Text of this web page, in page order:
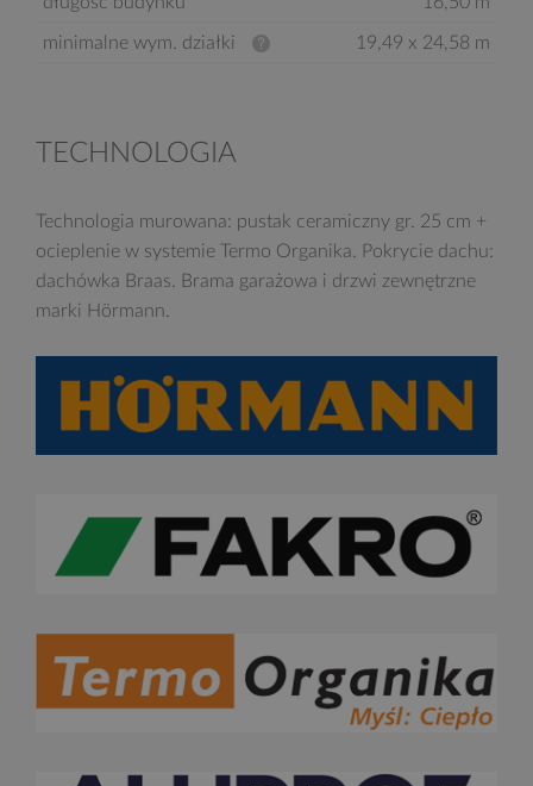
minimalne wym. działki 19,49 x 24,58 m
TECHNOLOGIA
Technologia murowana: pustak ceramiczny gr. 25 cm +
ocieplenie w systemie Termo Organika. Pokrycie dachu:
dachówka Braas. Brama garażowa i drzwi zewnętrzne
marki Hörmann.